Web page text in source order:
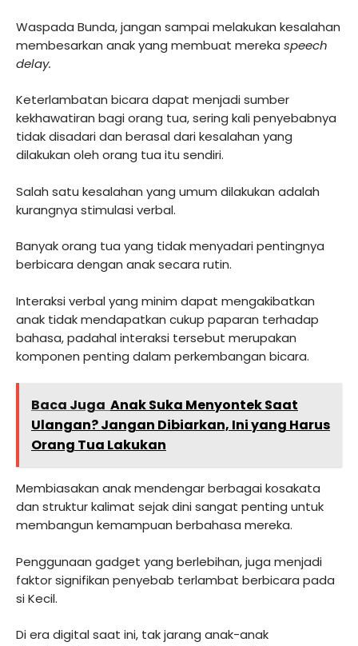
Waspada Bunda, jangan sampai melakukan kesalahan
membesarkan anak yang membuat mereka speech
delay.
Keterlambatan bicara dapat menjadi sumber
kekhawatiran bagi orang tua, sering kali penyebabnya
tidak disadari dan berasal dari kesalahan yang
dilakukan oleh orang tua itu sendiri.
Salah satu kesalahan yang umum dilakukan adalah
kurangnya stimulasi verbal.
Banyak orang tua yang tidak menyadari pentingnya
berbicara dengan anak secara rutin.
Interaksi verbal yang minim dapat mengakibatkan
anak tidak mendapatkan cukup paparan terhadap
bahasa, padahal interaksi tersebut merupakan
komponen penting dalam perkembangan bicara.
Baca Juga Anak Suka Menyontek Saat
Ulangan? Jangan Dibiarkan, Ini yang Harus
Orang Tua Lakukan
Membiasakan anak mendengar berbagai kosakata
dan struktur kalimat sejak dini sangat penting untuk
membangun kemampuan berbahasa mereka.
Penggunaan gadget yang berlebihan, juga menjadi
faktor signifikan penyebab terlambat berbicara pada
si Kecil.
Di era digital saat ini, tak jarang anak-anak